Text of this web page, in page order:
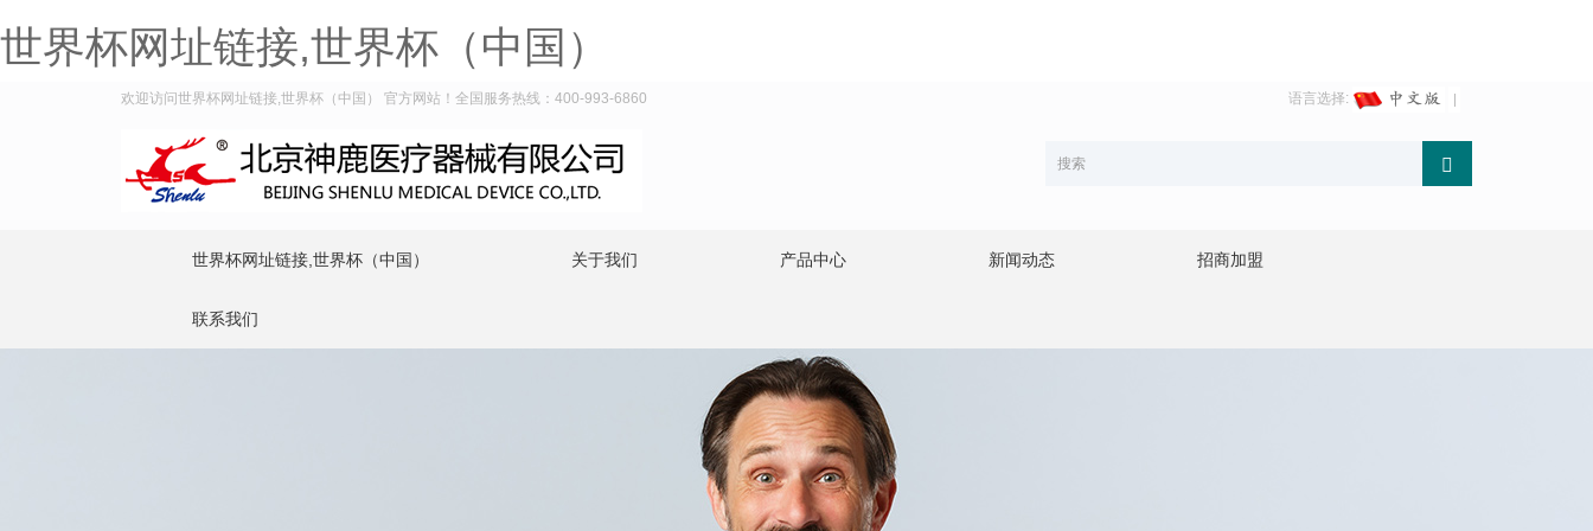
世界杯网址链接,世界杯（中国）
欢迎访问世界杯网址链接,世界杯（中国） 官方网站！全国服务热线：400-993-6860 语言选择:
世界杯网址链接,世界杯（中国） 关于我们 产品中心 新闻动态 招商加盟
联系我们